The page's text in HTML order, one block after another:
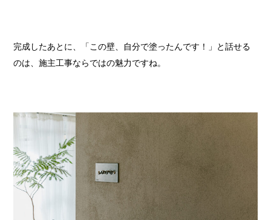
完成したあとに、「この壁、自分で塗ったんです！」と話せる
のは、施主工事ならではの魅力ですね。